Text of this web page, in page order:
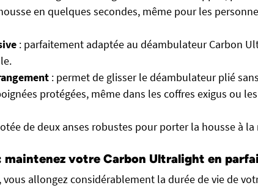
en quelques secondes, même pour les
: parfaitement adaptée au déambulateur Carbon
: permet de glisser le déambulateur plié
protégées, même dans les coffres exigus ou
de deux anses robustes pour porter la housse à la
maintenez votre Carbon Ultralight en
allongez considérablement la durée de vie de